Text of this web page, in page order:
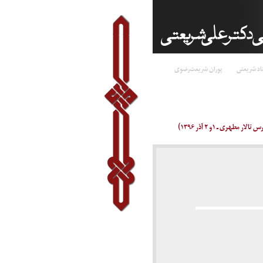
شریعتی پوران شریعت‌رضوی
ـ ۱و ۲ آذر ۱۳۹۶)